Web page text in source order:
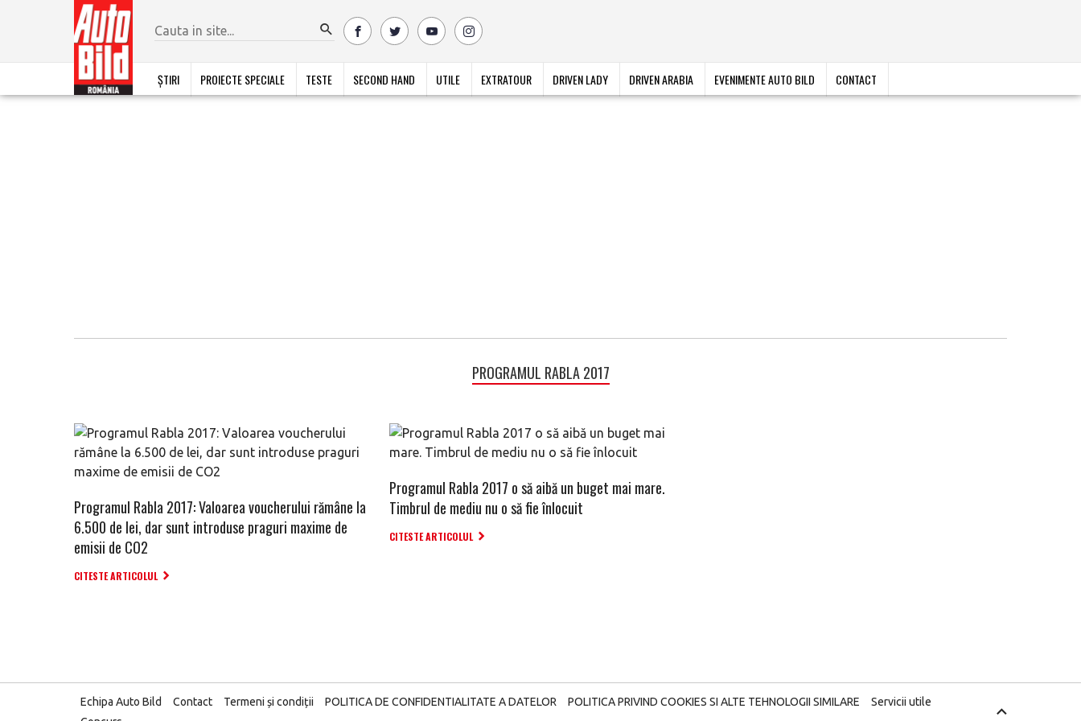
ȘTIRI PROIECTE SPECIALE TESTE SECOND HAND UTILE EXTRATOUR DRIVEN LADY DRIVEN ARABIA EVENIMENTE AUTO BILD CONTACT
PROGRAMUL RABLA 2017
Programul Rabla 2017: Valoarea voucherului rămâne la
6.500 de lei, dar sunt introduse praguri maxime de
emisii de CO2
CITESTE ARTICOLUL
Programul Rabla 2017 o să aibă un buget mai mare.
Timbrul de mediu nu o să fie înlocuit
CITESTE ARTICOLUL
Echipa Auto Bild Contact Termeni și condiții POLITICA DE CONFIDENTIALITATE A DATELOR POLITICA PRIVIND COOKIES SI ALTE TEHNOLOGII SIMILARE
Servicii utile